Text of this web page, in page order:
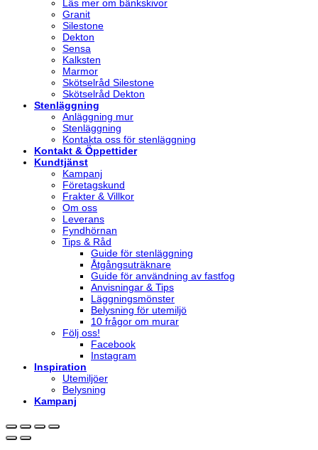
Läs mer om bänkskivor
Granit
Silestone
Dekton
Sensa
Kalksten
Marmor
Skötselråd Silestone
Skötselråd Dekton
Stenläggning
Anläggning mur
Stenläggning
Kontakta oss för stenläggning
Kontakt & Öppettider
Kundtjänst
Kampanj
Företagskund
Frakter & Villkor
Om oss
Leverans
Fyndhörnan
Tips & Råd
Guide för stenläggning
Åtgångsuträknare
Guide för användning av fastfog
Anvisningar & Tips
Läggningsmönster
Belysning för utemiljö
10 frågor om murar
Följ oss!
Facebook
Instagram
Inspiration
Utemiljöer
Belysning
Kampanj